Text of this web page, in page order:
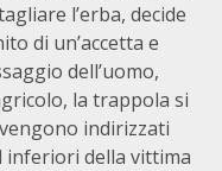
l’erba, decide
di un’accetta e
dell’uomo,
la trappola si
indirizzati
inferiori della vittima